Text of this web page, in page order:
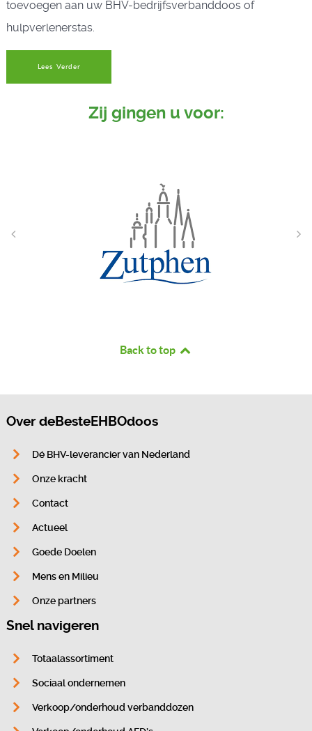
toevoegen aan uw BHV-bedrijfsverbanddoos of
hulpverlenerstas.
Lees Verder
Zij gingen u voor:
Back to top
Over deBesteEHBOdoos
Dé BHV-leverancier van Nederland
Onze kracht
Contact
Actueel
Goede Doelen
Mens en Milieu
Onze partners
Snel navigeren
Totaalassortiment
Sociaal ondernemen
Verkoop/onderhoud verbanddozen